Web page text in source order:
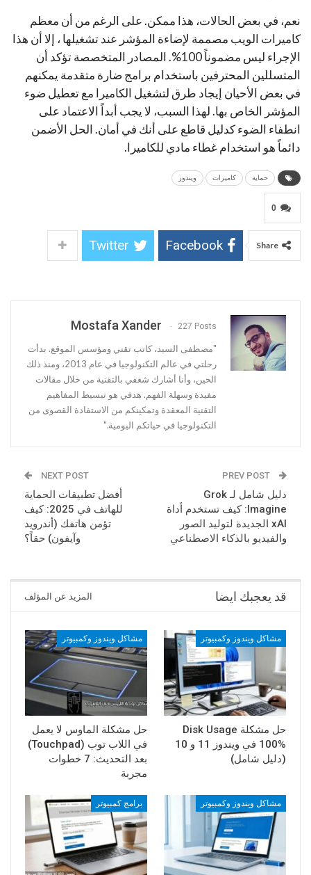
نعم، في بعض الحالات، هذا ممكن. على الرغم من أن معظم
كاميرات الويب مصممة لإضاءة المؤشر عند تشغيلها ، إلا أن هذا
الإجراء ليس مضموناً 100%. المصادر المتخصصة تؤكد أن
المتسللين المحترفين باستخدام برامج ضارة متقدمة يمكنهم
في بعض الأحيان إيجاد طرق لتشغيل الكاميرا مع تعطيل ضوء
المؤشر الخاص بها. لهذا السبب، لا يجب أبداً الاعتماد على
انطفاء الضوء كدليل قاطع على أنك في أمان. الحل الأضمن
دائماً هو استخدام غطاء مادي للكاميرا.
حماية كاميرات ويندوز
0
Share
Facebook
Twitter
Mostafa Xander 227 Posts
"مصطفى السيد، كاتب تقني ومؤسس الموقع. بدأت
رحلتي في عالم التكنولوجيا في عام 2013، ومنذ ذلك
الحين، وأنا أشارك شغفي بالتقنية من خلال مقالات
مفيدة وسهلة الفهم. هدفي هو تبسيط المفاهيم
التقنية المعقدة وتمكينكم من الاستفادة القصوى من
التكنولوجيا في حياتكم اليومية."
دليل شامل لـ Grok
Imagine: كيف تستخدم أداة
xAI الجديدة لتوليد الصور
والفيديو بالذكاء الاصطناعي
NEXT POST
أفضل تطبيقات الحماية
للهاتف في 2025: كيف
تؤمن هاتفك (أندرويد
وآيفون) حقاً؟
قد يعجبك ايضا المزيد عن المؤلف
مشاكل ويندوز وكمبيوتر
حل مشكلة Disk Usage
100% في ويندوز 11 و 10
(دليل شامل)
مشاكل ويندوز وكمبيوتر
حل مشكلة الماوس لا يعمل
في اللاب توب (Touchpad)
بعد التحديث: 7 خطوات
مجربة
مشاكل ويندوز وكمبيوتر برامج كمبيوتر